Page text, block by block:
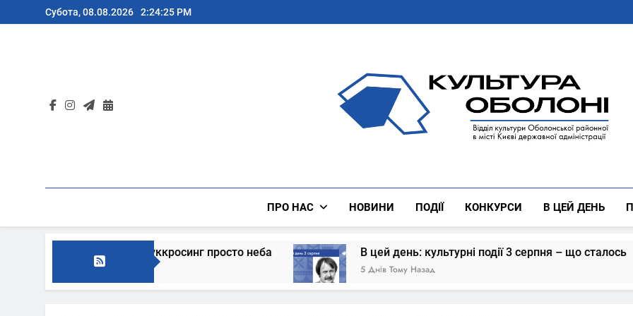
до
Субота, 08.08.2026 2:24:27 PM
Культура Оболоні
ПРО НАС НОВИНИ ПОДІЇ КОНКУРСИ В ЦЕЙ ДЕНЬ
В цей день: культурні події 3 серпня – що сталось В цей день: